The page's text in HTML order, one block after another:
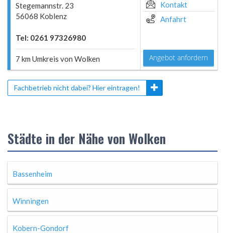
Stegemannstr. 23
56068 Koblenz
Tel: 0261 97326980
7 km Umkreis von Wolken
Kontakt
Anfahrt
Angebot anfordern
Fachbetrieb nicht dabei? Hier eintragen!
Städte in der Nähe von Wolken
Bassenheim
Winningen
Kobern-Gondorf